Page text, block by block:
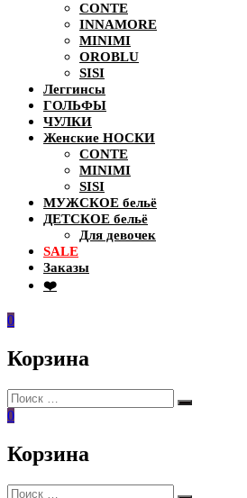
CONTE
INNAMORE
MINIMI
OROBLU
SISI
Леггинсы
ГОЛЬФЫ
ЧУЛКИ
Женские НОСКИ
CONTE
MINIMI
SISI
МУЖСКОЕ бельё
ДЕТСКОЕ бельё
Для девочек
SALE
Заказы
❤️
0
Корзина
Искать:
Поиск
0
Корзина
Искать: